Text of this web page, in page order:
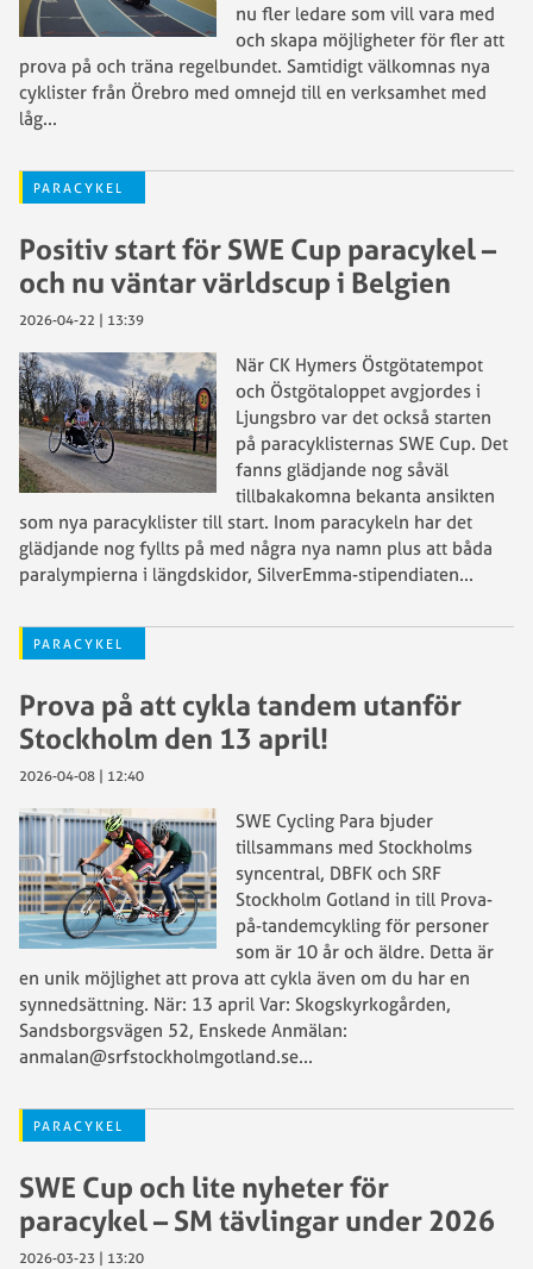
nu fler ledare som vill vara med
och skapa möjligheter för fler att
prova på och träna regelbundet. Samtidigt välkomnas nya
cyklister från Örebro med omnejd till en verksamhet med
låg...
PARACYKEL
Positiv start för SWE Cup paracykel –
och nu väntar världscup i Belgien
2026-04-22 | 13:39
När CK Hymers Östgötatempot
och Östgötaloppet avgjordes i
Ljungsbro var det också starten
på paracyklisternas SWE Cup. Det
fanns glädjande nog såväl
tillbakakomna bekanta ansikten
som nya paracyklister till start. Inom paracykeln har det
glädjande nog fyllts på med några nya namn plus att båda
paralympierna i längdskidor, SilverEmma-stipendiaten...
PARACYKEL
Prova på att cykla tandem utanför
Stockholm den 13 april!
2026-04-08 | 12:40
SWE Cycling Para bjuder
tillsammans med Stockholms
syncentral, DBFK och SRF
Stockholm Gotland in till Prova-
på-tandemcykling för personer
som är 10 år och äldre. Detta är
en unik möjlighet att prova att cykla även om du har en
synnedsättning. När: 13 april Var: Skogskyrkogården,
Sandsborgsvägen 52, Enskede Anmälan:
anmalan@srfstockholmgotland.se...
PARACYKEL
SWE Cup och lite nyheter för
paracykel – SM tävlingar under 2026
2026-03-23 | 13:20